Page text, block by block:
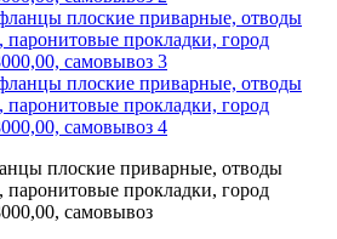
плоские приварные, отводы
паронитовые прокладки, город
самовывоз